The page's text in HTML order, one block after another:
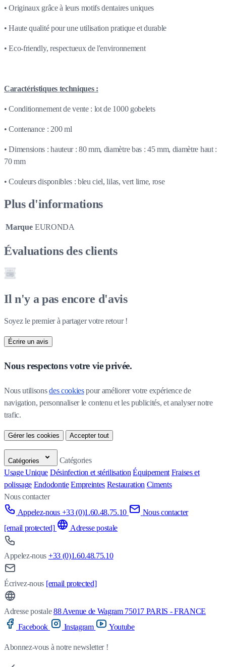
• Originaux grâce à leurs motifs dentaires uniques
• Haute qualité pour une utilisation pratique et durable
• Eco-friendly, respectueux de l'environnement
Caractéristiques techniques :
• Conditionnement de vente : lot de 1000 gobelets
• Contenance : 200 ml
• Dimensions : hauteur : 80 mm, diamètre bas : 45 mm, diamètre haut :
70 mm
• Couleurs disponibles : bleu ciel, lilas, vert lime, rose
Plus d'informations
Marque EURONDA
Évaluations des clients
Il n'y a pas encore d'avis
Soyez le premier à partager votre retour !
Écrire un avis
Nous respectons votre vie privée.
Nous utilisons des cookies pour améliorer votre expérience de
navigation, personnaliser le contenu et les publicités, et analyser notre
trafic.
Gérer les cookies Accepter tout
Catégories
Catégories
Usage Unique Désinfection et stérilisation Équipement Fraises et
polissage Endodontie Empreintes Restauration Ciments
Nous contacter
Appelez-nous +33 (0)1.60.48.75.10
Nous contacter
[email protected]
Adresse postale
Appelez-nous +33 (0)1.60.48.75.10
Écrivez-nous [email protected]
Adresse postale 88 Avenue de Wagram 75017 PARIS - FRANCE
Facebook
Instagram Youtube
Abonnez-vous à notre newsletter !